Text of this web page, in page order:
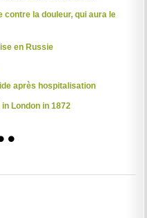
contre la douleur, qui aura le
en Russie
après hospitalisation
London in 1872
5